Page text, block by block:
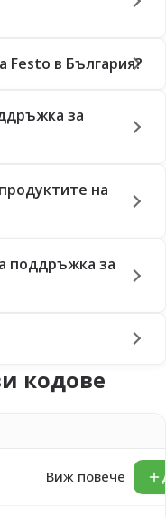
Festo в България?
за
на
поддръжка за
кодове
Виж повече